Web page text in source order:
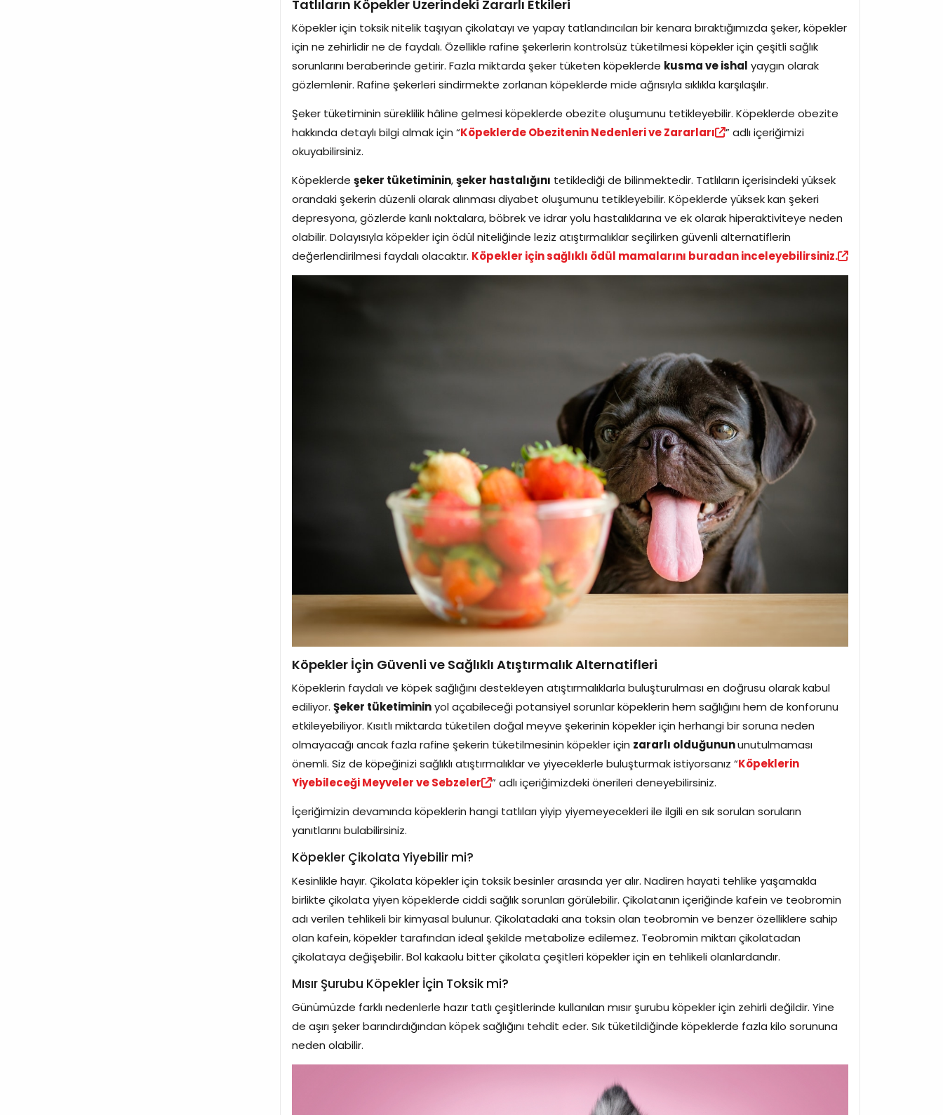
Tatlıların Köpekler Üzerindeki Zararlı Etkileri
Köpekler için toksik nitelik taşıyan çikolatayı ve yapay tatlandırıcıları bir kenara bıraktığımızda şeker, köpekler
için ne zehirlidir ne de faydalı. Özellikle rafine şekerlerin kontrolsüz tüketilmesi köpekler için çeşitli sağlık
sorunlarını beraberinde getirir. Fazla miktarda şeker tüketen köpeklerde kusma ve ishal yaygın olarak
gözlemlenir. Rafine şekerleri sindirmekte zorlanan köpeklerde mide ağrısıyla sıklıkla karşılaşılır.
Şeker tüketiminin süreklilik hâline gelmesi köpeklerde obezite oluşumunu tetikleyebilir. Köpeklerde obezite
hakkında detaylı bilgi almak için “Köpeklerde Obezitenin Nedenleri ve Zararları
” adlı içeriğimizi
okuyabilirsiniz.
Köpeklerde şeker tüketiminin,şeker hastalığını tetiklediği de bilinmektedir. Tatlıların içerisindeki yüksek
orandaki şekerin düzenli olarak alınması diyabet oluşumunu tetikleyebilir. Köpeklerde yüksek kan şekeri
depresyona, gözlerde kanlı noktalara, böbrek ve idrar yolu hastalıklarına ve ek olarak hiperaktiviteye neden
olabilir. Dolayısıyla köpekler için ödül niteliğinde leziz atıştırmalıklar seçilirken güvenli alternatiflerin
değerlendirilmesi faydalı olacaktır. Köpekler için sağlıklı ödül mamalarını buradan inceleyebilirsiniz.
Köpekler İçin Güvenli ve Sağlıklı Atıştırmalık Alternatifleri
Köpeklerin faydalı ve köpek sağlığını destekleyen atıştırmalıklarla buluşturulması en doğrusu olarak kabul
ediliyor. Şeker tüketimininyol açabileceği potansiyel sorunlar köpeklerin hem sağlığını hem de konforunu
etkileyebiliyor. Kısıtlı miktarda tüketilen doğal meyve şekerinin köpekler için herhangi bir soruna neden
olmayacağı ancak fazla rafine şekerin tüketilmesinin köpekler için zararlı olduğunununutulmaması
önemli. Siz de köpeğinizi sağlıklı atıştırmalıklar ve yiyeceklerle buluşturmak istiyorsanız “Köpeklerin
Yiyebileceği Meyveler ve Sebzeler
” adlı içeriğimizdeki önerileri deneyebilirsiniz.
İçeriğimizin devamında köpeklerin hangi tatlıları yiyip yiyemeyecekleri ile ilgili en sık sorulan soruların
yanıtlarını bulabilirsiniz.
Köpekler Çikolata Yiyebilir mi?
Kesinlikle hayır. Çikolata köpekler için toksik besinler arasında yer alır. Nadiren hayati tehlike yaşamakla
birlikte çikolata yiyen köpeklerde ciddi sağlık sorunları görülebilir. Çikolatanın içeriğinde kafein ve teobromin
adı verilen tehlikeli bir kimyasal bulunur. Çikolatadaki ana toksin olan teobromin ve benzer özelliklere sahip
olan kafein, köpekler tarafından ideal şekilde metabolize edilemez. Teobromin miktarı çikolatadan
çikolataya değişebilir. Bol kakaolu bitter çikolata çeşitleri köpekler için en tehlikeli olanlardandır.
Mısır Şurubu Köpekler İçin Toksik mi?
Günümüzde farklı nedenlerle hazır tatlı çeşitlerinde kullanılan mısır şurubu köpekler için zehirli değildir. Yine
de aşırı şeker barındırdığından köpek sağlığını tehdit eder. Sık tüketildiğinde köpeklerde fazla kilo sorununa
neden olabilir.